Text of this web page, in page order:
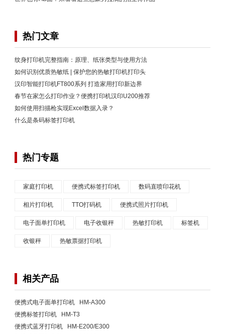
热门文章
纹身打印机完整指南：原理、纸张类型与使用方法
如何识别优质热敏纸 | 保护您的热敏打印机打印头
汉印智能打印机FT800系列 打造家用打印新边界
春节在家怎么打印作业？便携打印机汉印U200推荐
如何使用扫描枪实现Excel数据入录？
什么是条码标签打印机
热门专题
家庭打印机 便携式标签打印机 数码直喷印花机
相片打印机 TTO打码机 便携式照片打印机
电子面单打印机 电子收银秤 热敏打印机 标签机
收银秤 热敏票据打印机
相关产品
便携式电子面单打印机 HM-A300
便携标签打印机 HM-T3
便携式蓝牙打印机 HM-E200/E300